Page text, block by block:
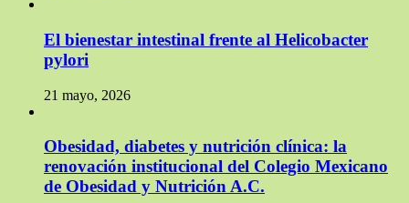
El bienestar intestinal frente al Helicobacter
pylori
21 mayo, 2026
Obesidad, diabetes y nutrición clínica: la
renovación institucional del Colegio Mexicano
de Obesidad y Nutrición A.C.